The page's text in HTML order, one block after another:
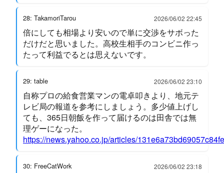
28: TakamoriTarou 2026/06/02 22:45
倍にしても相場より安いので単に交渉をサボった
だけだと思いました。高校生相手のコンビニ作っ
たって利益でるとは思えないです。
29: table 2026/06/02 23:10
自称プロの給食営業マンの電卓叩きより、地元テ
レビ局の報道を参考にしましょう。多少値上げし
ても、365日朝飯を作って届けるのは田舎では無
理ゲーになった。
https://news.yahoo.co.jp/articles/
30: FreeCatWork 2026/06/02 23:18